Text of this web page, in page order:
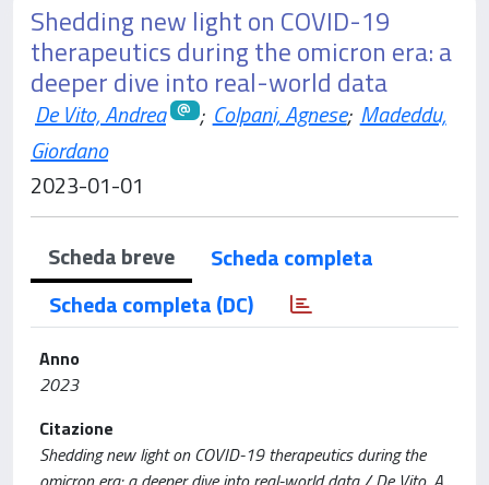
Shedding new light on COVID-19
therapeutics during the omicron era: a
deeper dive into real-world data
De Vito, Andrea ; Colpani, Agnese; Madeddu,
Giordano
2023-01-01
Scheda breve
Scheda completa
Scheda completa (DC)
Anno
2023
Citazione
Shedding new light on COVID-19 therapeutics during the